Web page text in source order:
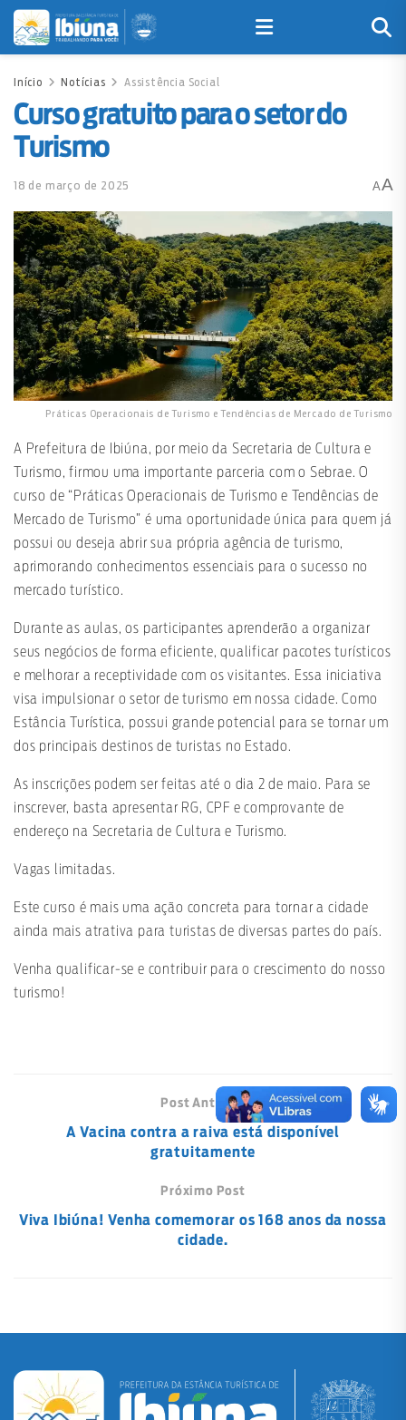
Início Notícias Assistência Social
Curso gratuito para o setor do
Turismo
18 de março de 2025 AA
Práticas Operacionais de Turismo e Tendências de Mercado de Turismo
A Prefeitura de Ibiúna, por meio da Secretaria de Cultura e
Turismo, firmou uma importante parceria com o Sebrae. O
curso de “Práticas Operacionais de Turismo e Tendências de
Mercado de Turismo” é uma oportunidade única para quem já
possui ou deseja abrir sua própria agência de turismo,
aprimorando conhecimentos essenciais para o sucesso no
mercado turístico.
Durante as aulas, os participantes aprenderão a organizar
seus negócios de forma eficiente, qualificar pacotes turísticos
e melhorar a receptividade com os visitantes. Essa iniciativa
visa impulsionar o setor de turismo em nossa cidade. Como
Estância Turística, possui grande potencial para se tornar um
dos principais destinos de turistas no Estado.
As inscrições podem ser feitas até o dia 2 de maio. Para se
inscrever, basta apresentar RG, CPF e comprovante de
endereço na Secretaria de Cultura e Turismo.
Vagas limitadas.
Este curso é mais uma ação concreta para tornar a cidade
ainda mais atrativa para turistas de diversas partes do país.
Venha qualificar-se e contribuir para o crescimento do nosso
turismo!
Post Anterior
A Vacina contra a raiva está disponível
gratuitamente
Próximo Post
Viva Ibiúna! Venha comemorar os 168 anos da nossa
cidade.